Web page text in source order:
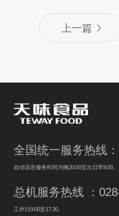
上一篇
全国统一服务热线
自动语音服务时间为晚20:00至次日早9:00。
总机服务热线 ：
工作日9:00至17:30。